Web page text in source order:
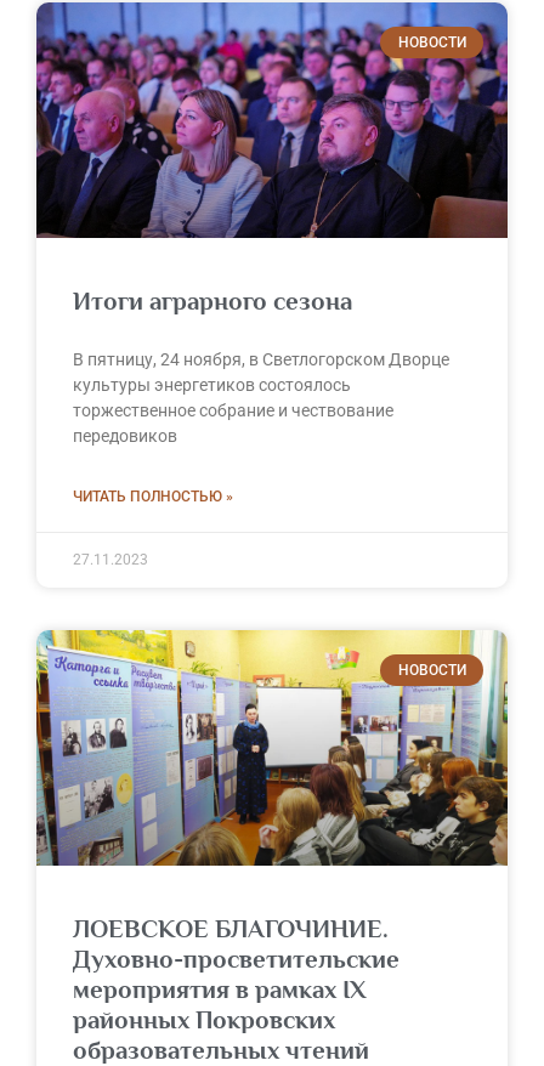
НОВОСТИ
Итоги аграрного сезона
В пятницу, 24 ноября, в Светлогорском Дворце
культуры энергетиков состоялось
торжественное собрание и чествование
передовиков
ЧИТАТЬ ПОЛНОСТЬЮ »
27.11.2023
НОВОСТИ
ЛОЕВСКОЕ БЛАГОЧИНИЕ.
Духовно-просветительские
мероприятия в рамках IX
районных Покровских
образовательных чтений